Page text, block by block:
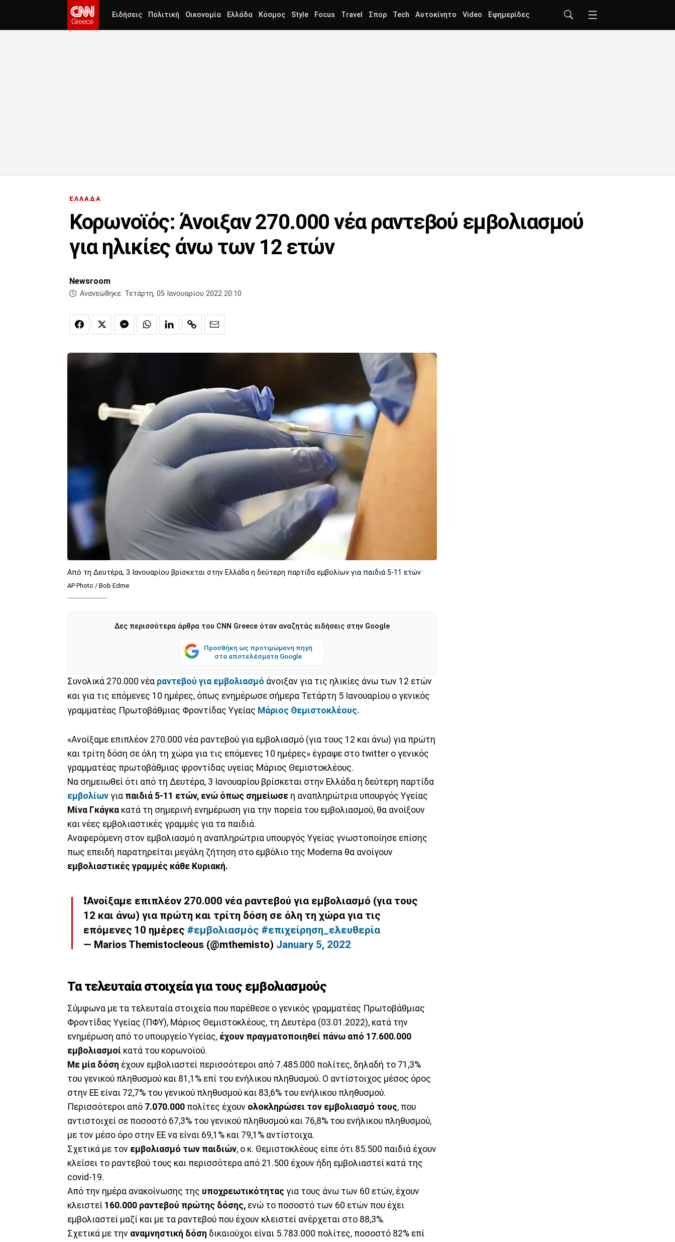
Ειδήσεις Πολιτική Οικονομία Ελλάδα Κόσμος Style Focus Travel Σπορ Tech Αυτοκίνητο Video Εφημερίδες
ΕΛΛΑΔΑ
Κορωνοϊός: Άνοιξαν 270.000 νέα ραντεβού εμβολιασμού
για ηλικίες άνω των 12 ετών
Newsroom
Ανανεώθηκε: Τετάρτη, 05 Ιανουαρίου 2022 20:10
Aπό τη Δευτέρα, 3 Ιανουαρίου βρίσκεται στην Ελλάδα η δεύτερη παρτίδα εμβολίων για παιδιά 5-11 ετών
AP Photo / Bob Edme
Δες περισσότερα άρθρα του CNN Greece όταν αναζητάς ειδήσεις στην Google
Προσθήκη ως προτιμώμενη πηγή
στα αποτελέσματα Google
Συνολικά 270.000 νέα ραντεβού για εμβολιασμό άνοιξαν για τις ηλικίες άνω των 12 ετών
και για τις επόμενες 10 ημέρες, όπως ενημέρωσε σήμερα Τετάρτη 5 Ιανουαρίου ο γενικός
γραμματέας Πρωτοβάθμιας Φροντίδας Υγείας Μάριος Θεμιστοκλέους.
«Ανοίξαμε επιπλέον 270.000 νέα ραντεβού για εμβολιασμό (για τους 12 και άνω) για πρώτη
και τρίτη δόση σε όλη τη χώρα για τις επόμενες 10 ημέρες» έγραψε στο twitter ο γενικός
γραμματέας πρωτοβάθμιας φροντίδας υγείας Μάριος Θεμιστοκλέους.
Να σημειωθεί ότι από τη Δευτέρα, 3 Ιανουαρίου βρίσκεται στην Ελλάδα η δεύτερη παρτίδα
εμβολίων για παιδιά 5-11 ετών, ενώ όπως σημείωσε η αναπληρώτρια υπουργός Υγείας
Μίνα Γκάγκα κατά τη σημερινή ενημέρωση για την πορεία του εμβολιασμού, θα ανοίξουν
και νέες εμβολιαστικές γραμμές για τα παιδιά.
Αναφερόμενη στον εμβολιασμό η αναπληρώτρια υπουργός Υγείας γνωστοποίησε επίσης
πως επειδή παρατηρείται μεγάλη ζήτηση στο εμβόλιο της Moderna θα ανοίγουν
εμβολιαστικές γραμμές κάθε Κυριακή.
❗️Ανοίξαμε επιπλέον 270.000 νέα ραντεβού για εμβολιασμό (για τους
12 και άνω) για πρώτη και τρίτη δόση σε όλη τη χώρα για τις
επόμενες 10 ημέρες #εμβολιασμός #επιχείρηση_ελευθερία
— Marios Themistocleous (@mthemisto) January 5, 2022
Τα τελευταία στοιχεία για τους εμβολιασμούς
Σύμφωνα με τα τελευταία στοιχεία που παρέθεσε ο γενικός γραμματέας Πρωτοβάθμιας
Φροντίδας Υγείας (ΠΦΥ), Μάριος Θεμιστοκλέους, τη Δευτέρα (03.01.2022), κατά την
ενημέρωση από το υπουργείο Υγείας, έχουν πραγματοποιηθεί πάνω από 17.600.000
εμβολιασμοί κατά του κορωνοϊού.
Με μία δόση έχουν εμβολιαστεί περισσότεροι από 7.485.000 πολίτες, δηλαδή το 71,3%
του γενικού πληθυσμού και 81,1% επί του ενήλικου πληθυσμού. Ο αντίστοιχος μέσος όρος
στην ΕΕ είναι 72,7% του γενικού πληθυσμού και 83,6% του ενήλικου πληθυσμού.
Περισσότεροι από 7.070.000 πολίτες έχουν ολοκληρώσει τον εμβολιασμό τους, που
αντιστοιχεί σε ποσοστό 67,3% του γενικού πληθυσμού και 76,8% του ενήλικου πληθυσμού,
με τον μέσο όρο στην ΕΕ να είναι 69,1% και 79,1% αντίστοιχα.
Σχετικά με τον εμβολιασμό των παιδιών, ο κ. Θεμιστοκλέους είπε ότι 85.500 παιδιά έχουν
κλείσει το ραντεβού τους και περισσότερα από 21.500 έχουν ήδη εμβολιαστεί κατά της
covid-19.
Από την ημέρα ανακοίνωσης της υποχρεωτικότητας για τους άνω των 60 ετών, έχουν
κλειστεί 160.000 ραντεβού πρώτης δόσης, ενώ το ποσοστό των 60 ετών που έχει
εμβολιαστεί μαζί και με τα ραντεβού που έχουν κλειστεί ανέρχεται στο 88,3%.
Σχετικά με την αναμνηστική δόση δικαιούχοι είναι 5.783.000 πολίτες, ποσοστό 82% επί